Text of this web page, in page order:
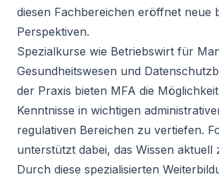
diesen Fachbereichen eröffnet neue
Perspektiven.
Spezialkurse wie Betriebswirt für
Gesundheitswesen und
der Praxis bieten MFA die
Kenntnisse in wichtigen
regulativen Bereichen zu vertiefen.
unterstützt dabei, das Wissen aktuell
Durch diese spezialisierten